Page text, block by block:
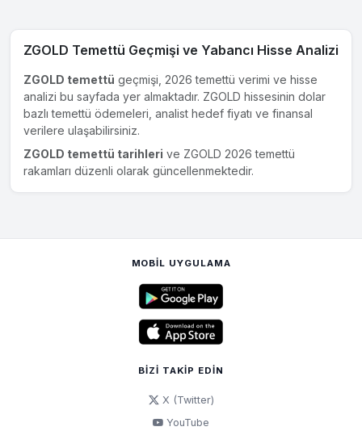
ZGOLD Temettü Geçmişi ve Yabancı Hisse Analizi
ZGOLD temettü geçmişi, 2026 temettü verimi ve hisse
analizi bu sayfada yer almaktadır. ZGOLD hissesinin dolar
bazlı temettü ödemeleri, analist hedef fiyatı ve finansal
verilere ulaşabilirsiniz.
ZGOLD temettü tarihleri ve ZGOLD 2026 temettü
rakamları düzenli olarak güncellenmektedir.
MOBIL UYGULAMA
BIZI TAKIP EDIN
X (Twitter)
YouTube